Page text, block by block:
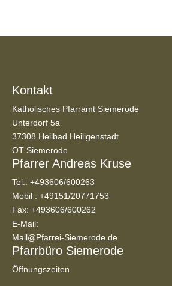
Kontakt
Katholisches Pfarramt Siemerode
Unterdorf 5a
37308 Heilbad Heiligenstadt
OT Siemerode
Pfarrer Andreas Kruse
Tel.:+493606/600263
Mobil :+49151/20771753
Fax: +493606/600262
E-Mail:
Mail@Pfarrei-Siemerode.de
Pfarrbüro Siemerode
Öffnungszeiten